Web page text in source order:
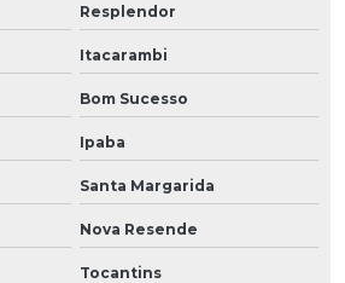
Resplendor
Itacarambi
Bom Sucesso
Ipaba
Santa Margarida
Nova Resende
Tocantins